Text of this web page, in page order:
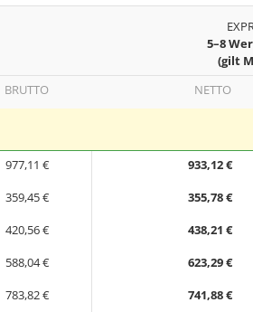
5–8
(gilt
BRUTTO NETTO
977,11 € 933,12 €
359,45 € 355,78 €
420,56 € 438,21 €
588,04 € 623,29 €
783,82 € 741,88 €